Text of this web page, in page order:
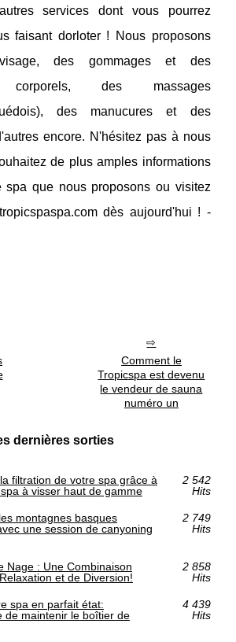
services dont vous pourrez
faisant dorloter ! Nous proposons
des gommages et des
corporels, des massages
des manucures et des
encore. N'hésitez pas à nous
de plus amples informations
spa que nous proposons ou visitez
dès aujourd'hui ! -
Comment le
Tropicspa est devenu
le vendeur de sauna
numéro un
dernières sorties
filtration de votre spa grâce à
à visser haut de gamme
2 542
Hits
montagnes basques
une session de canyoning
2 749
Hits
Nage : Une Combinaison
et de Diversion!
2 858
Hits
spa en parfait état:
de maintenir le boîtier de
4 439
Hits